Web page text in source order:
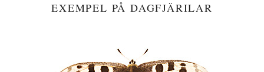
EXEMPEL PÅ DAGFJÄRILAR